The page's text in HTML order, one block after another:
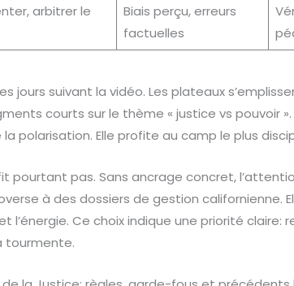
arbitrer le
Biais perçu, erreurs
factuelles
jours suivant la vidéo. Les plateaux
courts sur le thème « justice vs pouvoir
polarisation. Elle profite au camp le plus
pourtant pas. Sans ancrage concret,
à des dossiers de gestion californienne.
l’énergie. Ce choix indique une priorité claire:
tourmente.